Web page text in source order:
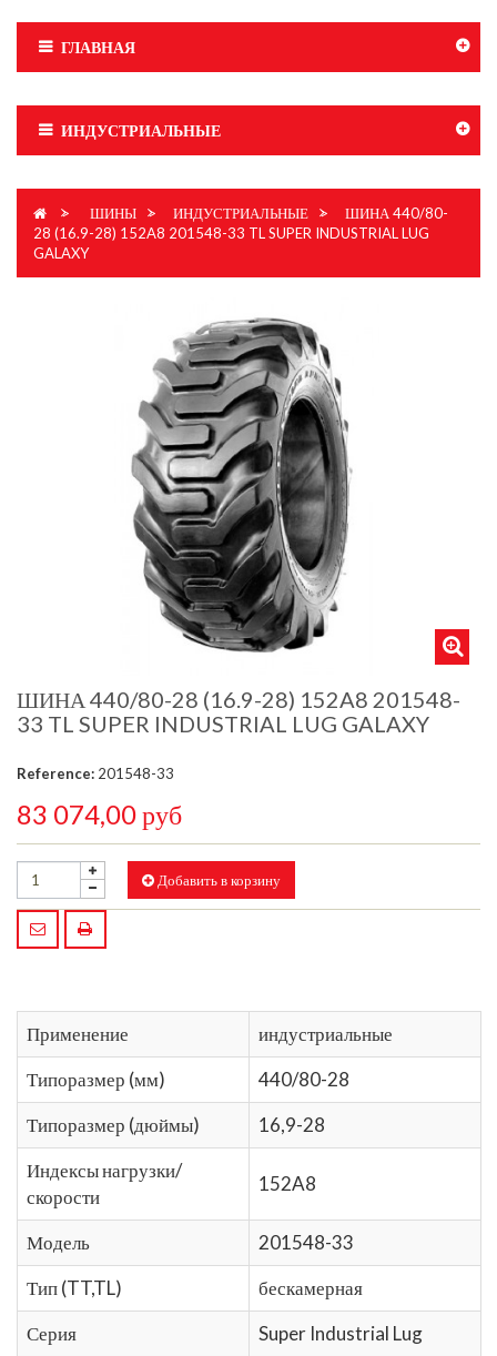
ГЛАВНАЯ
ИНДУСТРИАЛЬНЫЕ
> ШИНЫ > ИНДУСТРИАЛЬНЫЕ >
ШИНА 440/80-
28 (16.9-28) 152A8 201548-33 TL SUPER INDUSTRIAL LUG
GALAXY
ШИНА 440/80-28 (16.9-28) 152A8 201548-
33 TL SUPER INDUSTRIAL LUG GALAXY
Reference: 201548-33
83 074,00 руб
Добавить в корзину
Применение
индустриальные
Типоразмер (мм)
440/80-28
Типоразмер (дюймы)
16,9-28
Индексы нагрузки/
скорости
152A8
Модель
201548-33
Тип (TT,TL)
бескамерная
Серия
Super Industrial Lug